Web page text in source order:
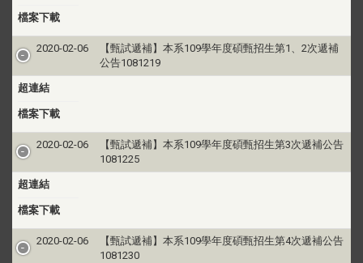
檔案下載
2020-02-06
【甄試遞補】本系109學年度碩甄招生第1、2次遞補
公告1081219
超連結
檔案下載
2020-02-06
【甄試遞補】本系109學年度碩甄招生第3次遞補公告
1081225
超連結
檔案下載
2020-02-06
【甄試遞補】本系109學年度碩甄招生第4次遞補公告
1081230